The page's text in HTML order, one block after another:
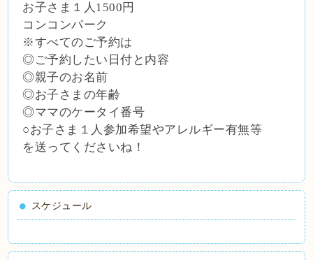
お子さま１人1500円
コンコンパーク
※すべてのご予約は
◎ご予約したい日付と内容
◎親子のお名前
◎お子さまの年齢
◎ママのケータイ番号
○お子さま１人参加希望やアレルギー有無等
を送ってくださいね！
スケジュール